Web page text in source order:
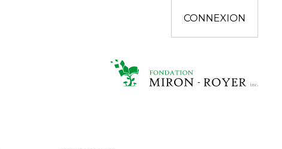
CONNEXION